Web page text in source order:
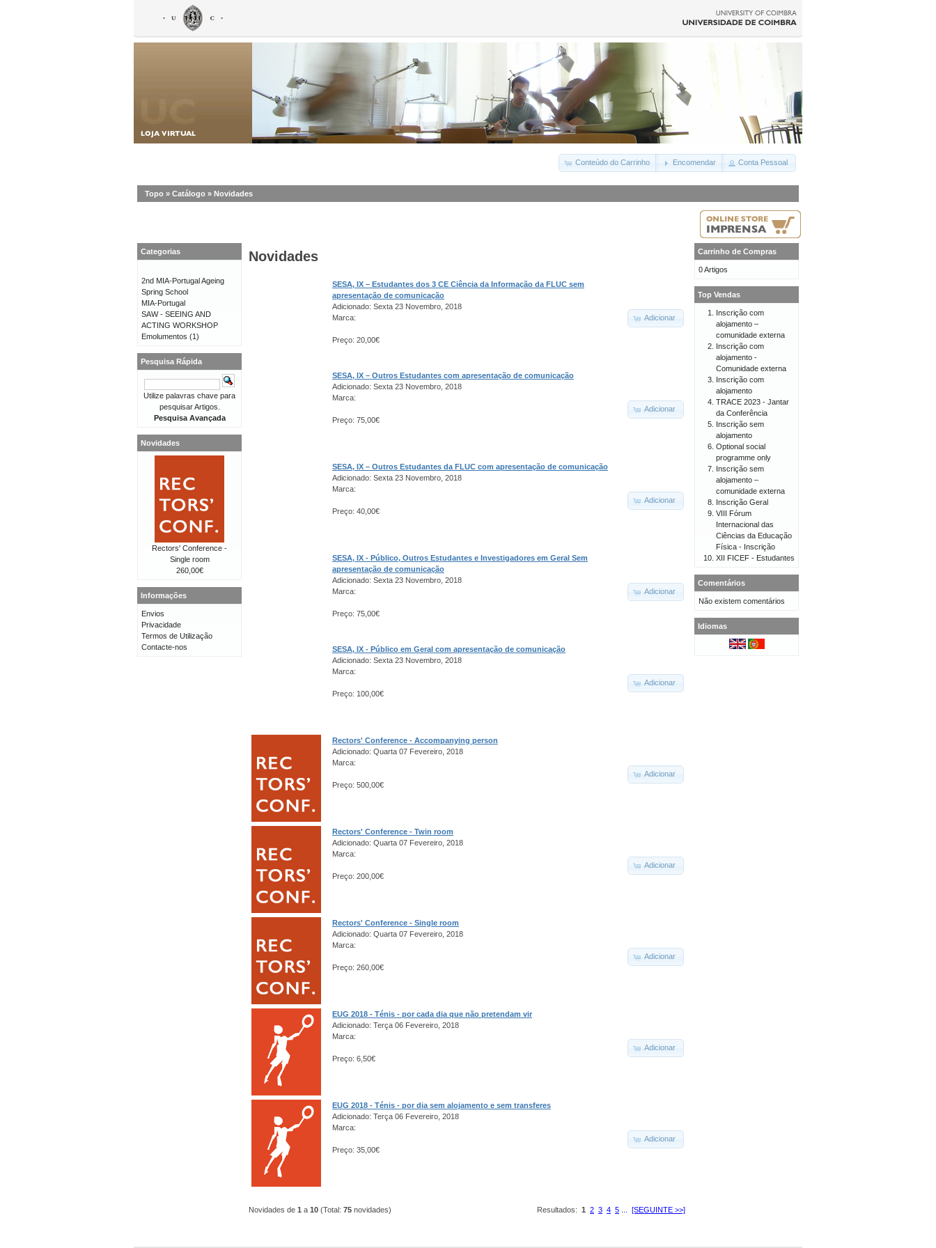
Conteúdo do Carrinho Encomendar Conta Pessoal
Topo » Catálogo » Novidades
Novidades
SESA, IX – Estudantes dos 3 CE Ciência da Informação da FLUC sem
apresentação de comunicação
Adicionado: Sexta 23 Novembro, 2018
Marca:
Preço: 20,00€
Adicionar
SESA, IX – Outros Estudantes com apresentação de comunicação
Adicionado: Sexta 23 Novembro, 2018
Marca:
Preço: 75,00€
Adicionar
SESA, IX – Outros Estudantes da FLUC com apresentação de comunicação
Adicionado: Sexta 23 Novembro, 2018
Marca:
Preço: 40,00€
Adicionar
SESA, IX - Público, Outros Estudantes e Investigadores em Geral Sem
apresentação de comunicação
Adicionado: Sexta 23 Novembro, 2018
Marca:
Preço: 75,00€
Adicionar
SESA, IX - Público em Geral com apresentação de comunicação
Adicionado: Sexta 23 Novembro, 2018
Marca:
Preço: 100,00€
Adicionar
Rectors' Conference - Accompanying person
Adicionado: Quarta 07 Fevereiro, 2018
Marca:
Preço: 500,00€
Adicionar
Rectors' Conference - Twin room
Adicionado: Quarta 07 Fevereiro, 2018
Marca:
Preço: 200,00€
Adicionar
Rectors' Conference - Single room
Adicionado: Quarta 07 Fevereiro, 2018
Marca:
Preço: 260,00€
Adicionar
EUG 2018 - Ténis - por cada dia que não pretendam vir
Adicionado: Terça 06 Fevereiro, 2018
Marca:
Preço: 6,50€
Adicionar
EUG 2018 - Ténis - por dia sem alojamento e sem transferes
Adicionado: Terça 06 Fevereiro, 2018
Marca:
Preço: 35,00€
Adicionar
Resultados: 1 2 3 4 5 [SEGUINTE >>]
Novidades de 1 a 10 (Total: 75 novidades)
Categorias
2nd MIA-Portugal Ageing
Spring School
MIA-Portugal
SAW - SEEING AND
ACTING WORKSHOP
Emolumentos (1)
Pesquisa Rápida
Utilize palavras chave para
pesquisar Artigos.
Pesquisa Avançada
Novidades
Rectors' Conference -
Single room
260,00€
Informações
Envios
Privacidade
Termos de Utilização
Contacte-nos
Carrinho de Compras
0 Artigos
Top Vendas
Inscrição com
alojamento –
comunidade externa
Inscrição com
alojamento -
Comunidade externa
Inscrição com
alojamento
TRACE 2023 - Jantar
da Conferência
Inscrição sem
alojamento
Optional social
programme only
Inscrição sem
alojamento –
comunidade externa
Inscrição Geral
VIII Fórum
Internacional das
Ciências da Educação
Física - Inscrição
XII FICEF - Estudantes
Comentários
Não existem comentários
Idiomas